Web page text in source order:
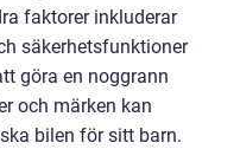
faktorer inkluderar
säkerhetsfunktioner
göra en noggrann
och märken kan
bilen för sitt barn.